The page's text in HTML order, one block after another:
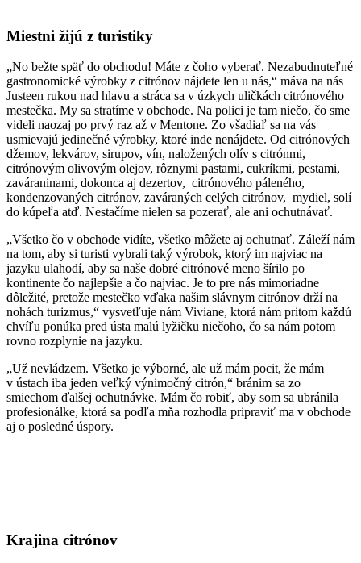
Miestni žijú z turistiky
„No bežte späť do obchodu! Máte z čoho vyberať. Nezabudnuteľné
gastronomické výrobky z citrónov nájdete len u nás,“ máva na nás
Justeen rukou nad hlavu a stráca sa v úzkych uličkách citrónového
mestečka. My sa stratíme v obchode. Na polici je tam niečo, čo sme
videli naozaj po prvý raz až v Mentone. Zo všadiaľ sa na vás
usmievajú jedinečné výrobky, ktoré inde nenájdete. Od citrónových
džemov, lekvárov, sirupov, vín, naložených olív s citrónmi,
citrónovým olivovým olejov, rôznymi pastami, cukríkmi, pestami,
zaváraninami, dokonca aj dezertov, citrónového páleného,
kondenzovaných citrónov, zaváraných celých citrónov, mydiel, solí
do kúpeľa atď. Nestačíme nielen sa pozerať, ale ani ochutnávať.
„Všetko čo v obchode vidíte, všetko môžete aj ochutnať. Záleží nám
na tom, aby si turisti vybrali taký výrobok, ktorý im najviac na
jazyku ulahodí, aby sa naše dobré citrónové meno šírilo po
kontinente čo najlepšie a čo najviac. Je to pre nás mimoriadne
dôležité, pretože mestečko vďaka našim slávnym citrónov drží na
nohách turizmus,“ vysvetľuje nám Viviane, ktorá nám pritom každú
chvíľu ponúka pred ústa malú lyžičku niečoho, čo sa nám potom
rovno rozplynie na jazyku.
„Už nevládzem. Všetko je výborné, ale už mám pocit, že mám
v ústach iba jeden veľký výnimočný citrón,“ bránim sa zo
smiechom ďalšej ochutnávke. Mám čo robiť, aby som sa ubránila
profesionálke, ktorá sa podľa mňa rozhodla pripraviť ma v obchode
aj o posledné úspory.
Krajina citrónov